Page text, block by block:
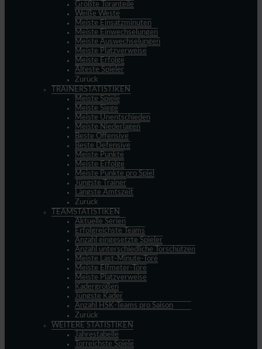
Größte Toranteile
Weiße Weste
Meiste Einsatzminuten
Meiste Einwechselungen
Meiste Auswechselungen
Meiste Platzverweise
Meiste Erfolge
Älteste Spieler
Zurück
TRAINERSTATISTIKEN
Meiste Spiele
Meiste Siege
Meiste Unentschieden
Meiste Niederlagen
Beste Offensive
Beste Defensive
Meiste Punkte
Meiste Erfolge
Meiste Punkte pro Spiel
Jüngste Trainer
Längste Amtszeit
Zurück
TEAMSTATISTIKEN
Aktuelle Serien
Erfolgreichste Teams
Anzahl eingesetzte Spieler
Anzahl unterschiedliche Torschützen
Meiste Last-Minute-Tore
Meiste Elfmeter-Tore
Meiste Platzverweise
Kadergrößen
Jüngste Kader
Anzahl HSK-Teams pro Saison
Zurück
WEITERE STATISTIKEN
Jahrestabelle
Torreichste Spiele